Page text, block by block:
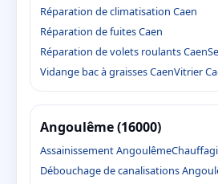
Réparation de climatisation Caen
Réparation de fuites Caen
Réparation de volets roulants Caen
Vidange bac à graisses CaenVitrier
Angoulême (16000)
Assainissement Angoulême
Débouchage de canalisations